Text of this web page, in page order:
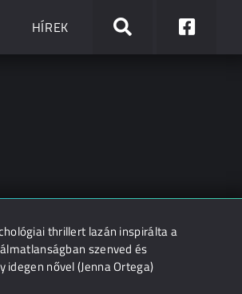
HÍREK
thrillert lazán inspirálta a
szenved és
nővel (Jenna Ortega)